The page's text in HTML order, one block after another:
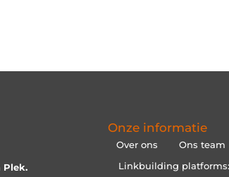
Plek.
Onze informatie
Over ons Ons team
Linkbuilding